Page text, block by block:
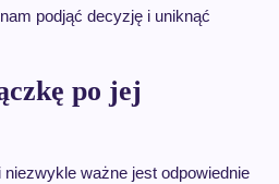
podjąć decyzję i uniknąć
po jej
ważne jest odpowiednie